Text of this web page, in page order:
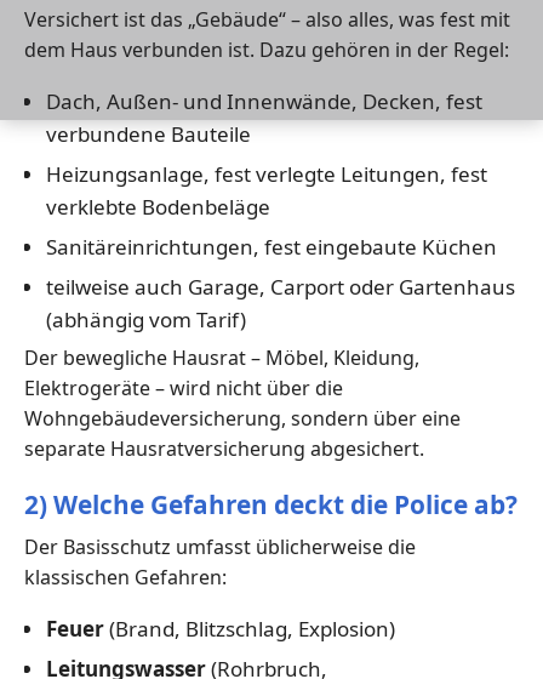
Versichert ist das „Gebäude“ – also alles, was fest mit
dem Haus verbunden ist. Dazu gehören in der Regel:
Dach, Außen- und Innenwände, Decken, fest
verbundene Bauteile
Heizungsanlage, fest verlegte Leitungen, fest
verklebte Bodenbeläge
Sanitäreinrichtungen, fest eingebaute Küchen
teilweise auch Garage, Carport oder Gartenhaus
(abhängig vom Tarif)
Der bewegliche Hausrat – Möbel, Kleidung,
Elektrogeräte – wird nicht über die
Wohngebäudeversicherung, sondern über eine
separate Hausratversicherung abgesichert.
2) Welche Gefahren deckt die Police ab?
Der Basisschutz umfasst üblicherweise die
klassischen Gefahren:
Feuer(Brand, Blitzschlag, Explosion)
Leitungswasser(Rohrbruch,